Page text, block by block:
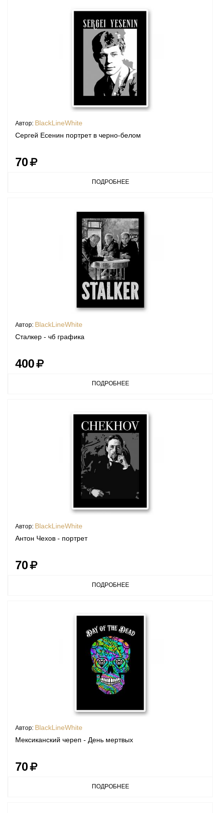
Автор: BlackLineWhite
Сергей Есенин портрет в черно-белом
70
ПОДРОБНЕЕ
Автор: BlackLineWhite
Сталкер - чб графика
400
ПОДРОБНЕЕ
Автор: BlackLineWhite
Антон Чехов - портрет
70
ПОДРОБНЕЕ
Автор: BlackLineWhite
Мексиканский череп - День мертвых
70
ПОДРОБНЕЕ